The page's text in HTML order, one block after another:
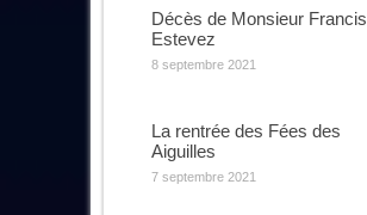
Décès de Monsieur Francis
Estevez
8 septembre 2021
La rentrée des Fées des
Aiguilles
7 septembre 2021